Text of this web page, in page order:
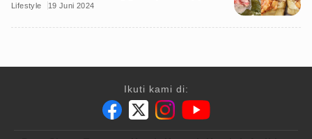
Lifestyle 19 Juni 2024
Ikuti kami di: